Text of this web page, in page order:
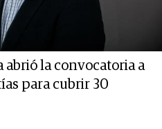
la convocatoria a
para cubrir 30